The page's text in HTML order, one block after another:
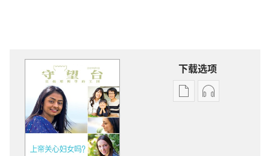
下载选项
出
音